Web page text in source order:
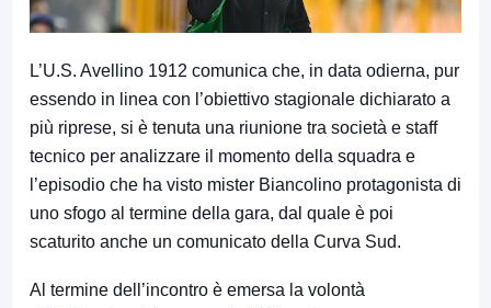
L’U.S. Avellino 1912 comunica che, in data odierna, pur
essendo in linea con l’obiettivo stagionale dichiarato a
più riprese, si è tenuta una riunione tra società e staff
tecnico per analizzare il momento della squadra e
l’episodio che ha visto mister Biancolino protagonista di
uno sfogo al termine della gara, dal quale è poi
scaturito anche un comunicato della Curva Sud.
Al termine dell’incontro è emersa la volontà